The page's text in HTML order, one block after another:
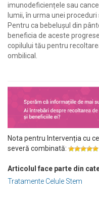
imunodeficiențele sau
lumii, în urma unei
Pentru ca bebelușul din
beneficia de aceste
copilului tău pentru
ombilical.
Nota pentru Intervenția cu
severă combinată:
Articolul face parte din
Tratamente Celule Stem